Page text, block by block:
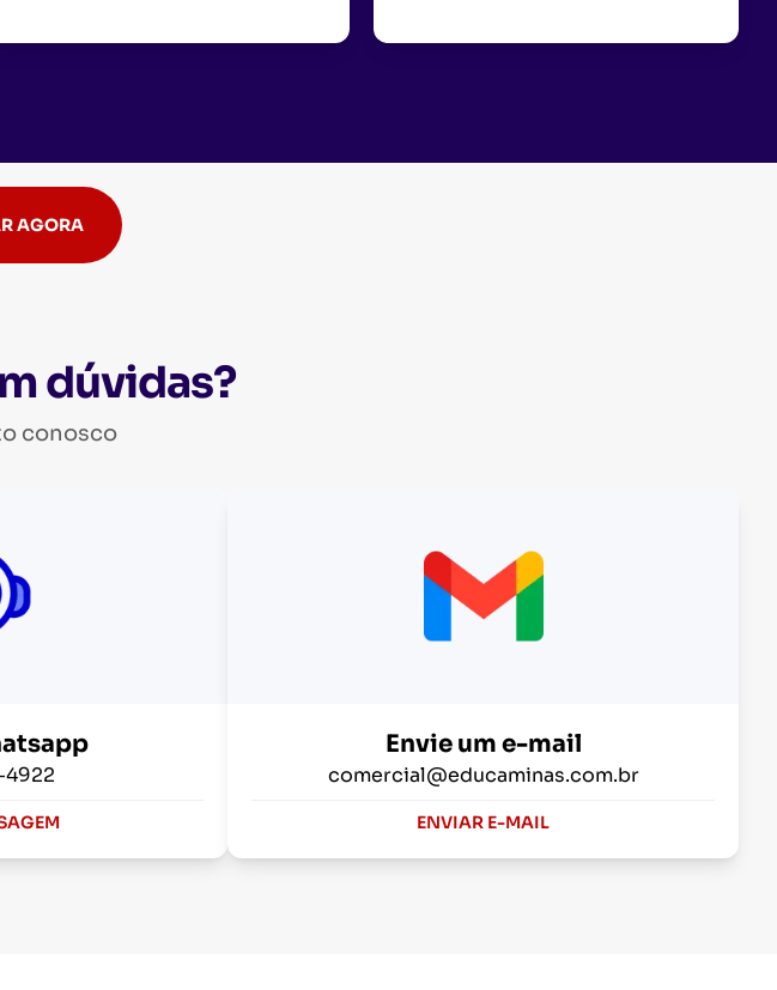
AGORA
dúvidas?
conosco
4922
Envie um e-mail
comercial@educaminas.com.br
ENVIAR E-MAIL